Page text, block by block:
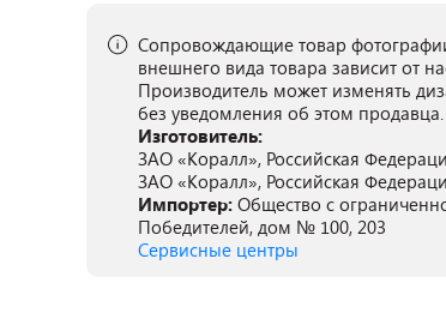
Сопровождающие товар
внешнего вида товара зависит от
Производитель может изменять
без уведомления об этом
Изготовитель:
ЗАО «Коралл», Российская
ЗАО «Коралл», Российская
Импортер: Общество с
Победителей, дом № 100, 203
Сервисные центры